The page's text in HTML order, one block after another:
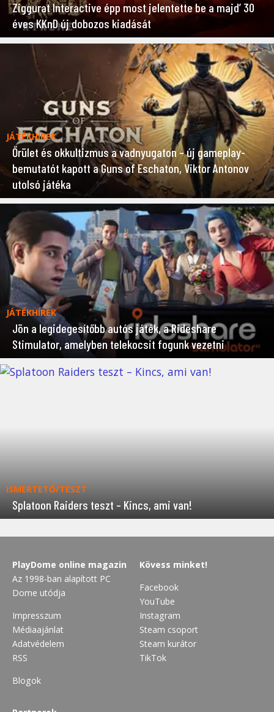
Ziggurat Interactive épp most jelentette be a majd’ 30
éves KKnD új dobozos kiadását
JÁTÉKHÍREK
Őrület és okkultizmus a vadnyugaton – új gameplay-
bemutatót kapott a Guns of Eschaton, Viktor Antonov
utolsó játéka
JÁTÉKHÍREK
Jön a legidegesítőbb autós játék, a Rideshare
Stimulator, amelyben telekocsit fogunk vezetni
ISMERTETŐ/TESZT
Splatoon Raiders teszt – Kincs, ami van!
PlayDome online magazin
Az 1998-ban alapított PC
Dome utódja
Impresszum
Médiaajánlat
Adatvédelem
RSS
Blogok
Kövess minket!
Facebook
YouTube
Instagram
Steam csoport
Steam kurátor
TikTok